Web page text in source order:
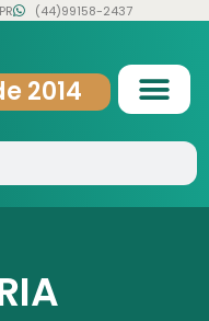
(44)99158-2437
2014